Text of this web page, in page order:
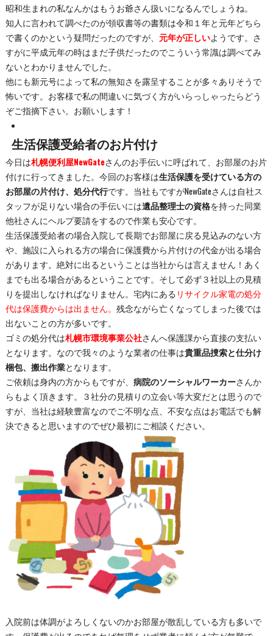
昭和生まれの私なんかはもうお爺さん扱いになるんでしょうね。
知人に言われて調べたのが領収書等の書類は令和１年と元年どちら
で書くのかという疑問だったのですが、 元年が正しいようです。さ
すがに平成元年の時はまだ子供だったのでこういう常識は調べてみ
ないとわかりませんでした。
他にも新元号によって私の無知さを露呈することが多々ありそうで
怖いです。お客様で私の間違いに気づく方がいらっしゃったらどう
ぞご指摘下さい。お願いします！
生活保護受給者のお片付け
今日は札幌便利屋NewGateさんのお手伝いに呼ばれて、お部屋のお片
付けに行ってきました。今回のお客様は生活保護を受けている方の
お部屋の片付け、処分代行です。当社もですがNewGateさんは自社ス
タッフが足りない場合の手伝いには遺品整理士の資格を持った同業
他社さんにヘルプ要請をするので作業も安心です。
生活保護受給者の場合入院して長期でお部屋に戻る見込みのない方
や、施設に入られる方の場合に保護費から片付けの代金が出る場合
があります。絶対に出るということは当社からは言えません！あく
までも出る場合があるということです。そして必ず３社以上の見積
りを提出しなければなりません。宅内にある リサイクル家電の処分
代は保護費からは出ません。 残念ながら亡くなってしまった後では
出ないことの方が多いです。
ゴミの処分代は札幌市環境事業公社さんへ保護課から直接の支払い
となります。なので我々のような業者の仕事は貴重品捜索と仕分け
梱包、搬出作業となります。
ご依頼は身内の方からもですが、 病院のソーシャルワーカーさんか
らもよく頂きます。３社分の見積りの立会い等大変だとは思うので
すが、当社は経験豊富なのでご不明な点、不安な点はお電話でも解
決できると思いますのでぜひ最初にご相談ください。
入院前は体調がよろしくないのかお部屋が散乱している方も多いで